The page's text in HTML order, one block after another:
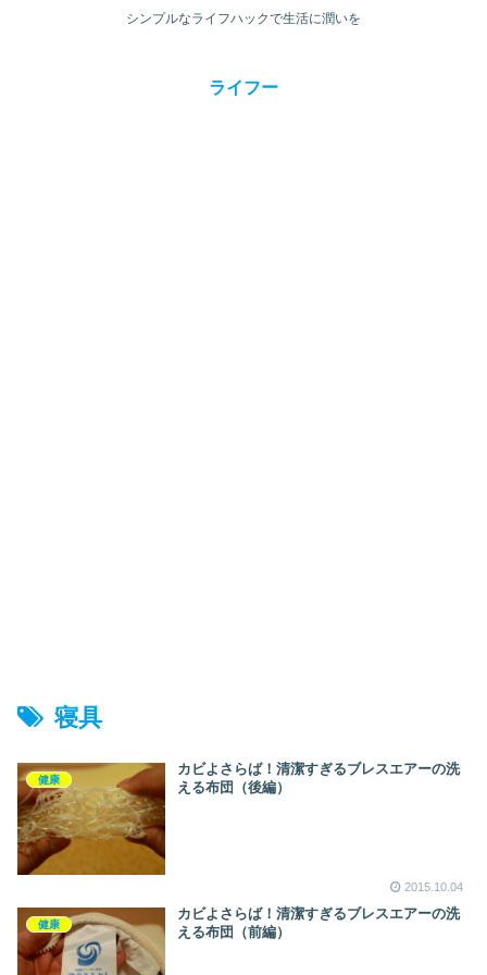
シンプルなライフハックで生活に潤いを
ライフー
寝具
健康
カビよさらば！清潔すぎるブレスエアーの洗
える布団（後編）
2015.10.04
健康
カビよさらば！清潔すぎるブレスエアーの洗
える布団（前編）